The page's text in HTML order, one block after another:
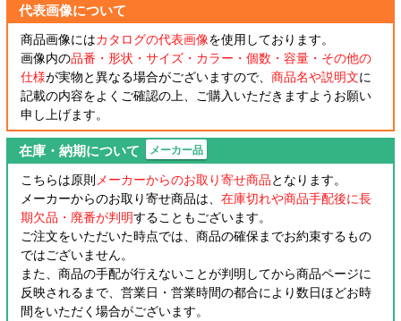
代表画像について
商品画像にはカタログの代表画像を使用しております。
画像内の品番・形状・サイズ・カラー・個数・容量・その他の
仕様が実物と異なる場合がございますので、 商品名や説明文に
記載の内容をよくご確認の上、ご購入いただきますようお願い
申し上げます。
在庫・納期について メーカー品
こちらは原則メーカーからのお取り寄せ商品となります。
メーカーからのお取り寄せ商品は、 在庫切れや商品手配後に長
期欠品・廃番が判明することもございます。
ご注文をいただいた時点では、商品の確保までお約束するもの
ではございません。
また、商品の手配が行えないことが判明してから商品ページに
反映されるまで、営業日・営業時間の都合により数日ほどお時
間をいただく場合がございます。